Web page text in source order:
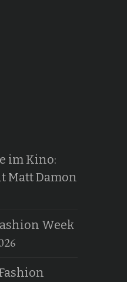
im Kino:
Matt Damon
Week